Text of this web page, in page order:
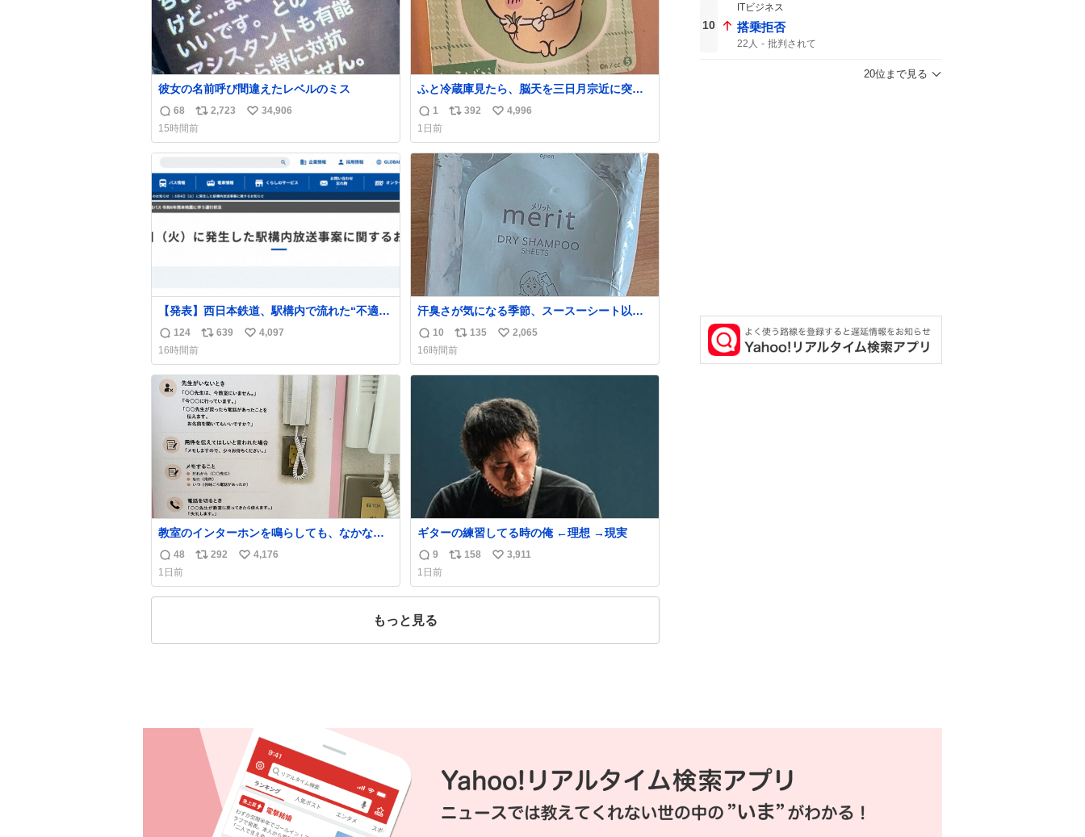
彼女の名前呼び間違えたレベルのミス
返
信
数
68
リ
ポ
ス
数
2,723
い
ね
34,906
15時間前
ふと冷蔵庫見たら、脳天を三日月宗近に突き
刺されてるくりまんじゅうパイセンが
返
信
数
1
リ
ス
数
392
い
ね
数
4,996
1日前
【発表】西日本鉄道、駅構内で流れた“不適切
音声”に声明「被害届も検討」
news.livedoor.com/article/detail… 4日に西
鉄福岡（天神）駅および薬院駅で発生した駅
構内放送事案について声明を公表した。「第
三者によって駅構内放送設備に外部から不正
に音声が流された可能性も含めて確認を実
施」と説明した。
返
信
数
124
リ
ス
ト
数
639
い
ね
数
4,097
16時間前
汗臭さが気になる季節、スースーシート以外
だと、これがとにかくスッキリする。2年くら
い前に #生活は踊る で紹介したやつ。おじさ
んにもおばさんにもオススメだ。ドラストに
売ってるぞ。ドライシャンプーって書いてあ
首筋がんがん拭いて汗臭不安を解消。
返
信
数
10
リ
ポ
ス
135
い
ね
2,065
16時間前
教室のインターホンを鳴らしても、なかなか
誰も出ないことがあります…。 もしかすると
「電話の出方」に困っているのかもしれませ
ん。 そこで「何を話せばいいか」が見える手
引きを用意して、安心して電話に出られるよ
返
信
数
48
リ
ス
292
い
ね
4,176
1日前
ギターの練習してる時の俺 ←理想 →現実
返
信
数
9
リ
ス
158
い
ね
3,911
1日前
もっと見る
10
ITビジネス
搭乗拒否
22人 批判されて
20位まで見る